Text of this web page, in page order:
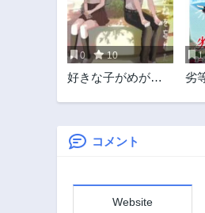
0 10
好きな子がめがね
1
劣
至
コメント
Website